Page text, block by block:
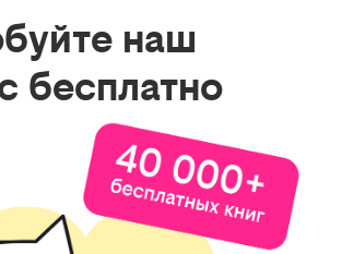
наш
бесплатно